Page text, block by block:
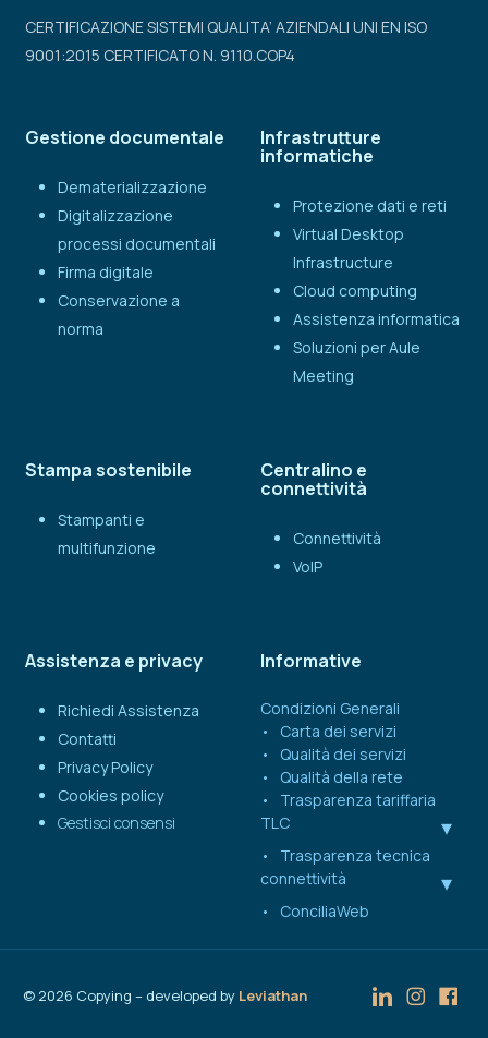
CERTIFICAZIONE SISTEMI QUALITA’ AZIENDALI UNI EN ISO
9001:2015 CERTIFICATO N. 9110.COP4
Gestione documentale
Dematerializzazione
Digitalizzazione
processi documentali
Firma digitale
Conservazione a
norma
Infrastrutture
informatiche
Protezione dati e reti
Virtual Desktop
Infrastructure
Cloud computing
Assistenza informatica
Soluzioni per Aule
Meeting
Stampa sostenibile
Stampanti e
multifunzione
Centralino e
connettività
Connettività
VoIP
Assistenza e privacy
Richiedi Assistenza
Contatti
Privacy Policy
Cookies policy
Gestisci consensi
Informative
Condizioni Generali
Carta dei servizi
Qualità dei servizi
Qualità della rete
Trasparenza tariffaria
TLC
Trasparenza tecnica
connettività
ConciliaWeb
© 2026 Copying – developed by Leviathan